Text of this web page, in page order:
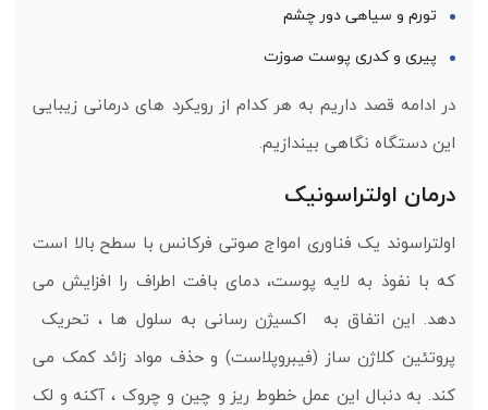
تورم و سیاهی دور چشم
پیری و کدری پوست صوزت
در ادامه قصد داریم به هر کدام از رویکرد های درمانی زیبایی
این دستگاه نگاهی بیندازیم.
درمان اولتراسونیک
اولتراسوند یک فناوری امواج صوتی فرکانس با سطح بالا است
که با نفوذ به لایه پوست، دمای بافت اطراف را افزایش می
دهد. این اتفاق به اکسیژن رسانی به سلول ها ، تحریک
پروتئین کلاژن ساز (فیبروپلاست) و حذف مواد زائد کمک می
کند. به دنبال این عمل خطوط ریز و چین و چروک ، آکنه و لک